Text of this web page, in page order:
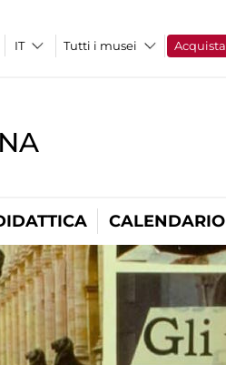
Tutti i musei Acquista
CALENDARIO